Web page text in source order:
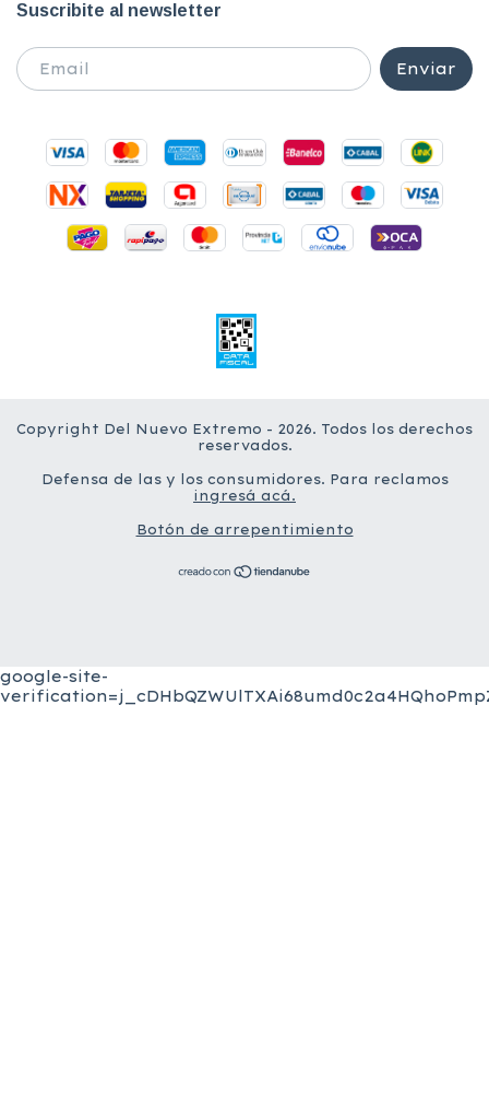
Suscribite al newsletter
Copyright Del Nuevo Extremo - 2026. Todos los derechos
reservados.
Defensa de las y los consumidores. Para reclamos
ingresá acá.
Botón de arrepentimiento
google-site-